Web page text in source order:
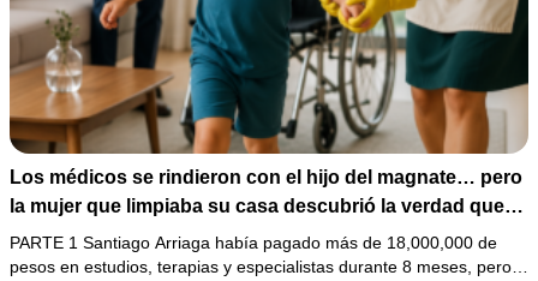
Los médicos se rindieron con el hijo del magnate… pero
la mujer que limpiaba su casa descubrió la verdad que
nadie quiso escuchar.
PARTE 1 Santiago Arriaga había pagado más de 18,000,000 de
pesos en estudios, terapias y especialistas durante 8 meses, pero…